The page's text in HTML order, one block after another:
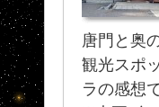
唐門と奥
観光スポ
ラの感想